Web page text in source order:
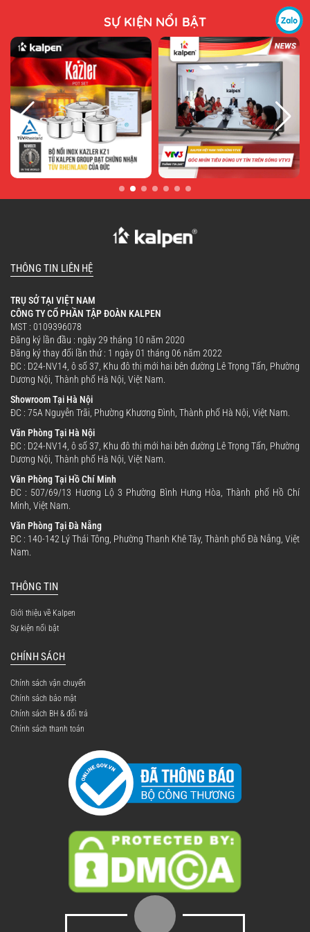
Cấu tạo 3 lớp giữ nhiệt – Hiệu quả vượt
trội:
Sản phẩm có cấu tạo 3 lớp gồm: lớp trong
bằng Inox 304 tiếp xúc trực tiếp với thực
phẩm, lớp giữa là khoang chân không cách
nhiệt giúp giữ nhiệt lâu, và lớp ngoài bằng
nhựa PP cao cấp, an toàn và tăng tính thẩm
mỹ.
Giữ nhiệt lâu – Dùng nóng hay lạnh đều
tiện:
Hộp cơm có khả năng giữ nóng lên đến 12 giờ
thưởng thức bữa ăn nóng hổi hoặc mát lạnh
mọi lúc, mọi nơi.
SỰ KIỆN NỔI BẬT
THÔNG TIN LIÊN HỆ
TRỤ SỞ TẠI VIỆT NAM
CÔNG TY CỔ PHẦN TẬP ĐOÀN KALPEN
MST : 0109396078
Đăng ký lần đầu : ngày 29 tháng 10 năm 2020
Đăng ký thay đổi lần thứ : 1 ngày 01 tháng 06 năm 2022
ĐC : D24-NV14, ô số 37, Khu đô thị mới hai bên đường Lê Trọng Tấn, Phường
Dương Nội, Thành phố Hà Nội, Việt Nam.
Showroom Tại Hà Nội
ĐC : 75A Nguyễn Trãi, Phường Khương Đình, Thành phố Hà Nội, Việt Nam.
Văn Phòng Tại Hà Nội
ĐC : D24-NV14, ô số 37, Khu đô thị mới hai bên đường Lê Trọng Tấn, Phường
Dương Nội, Thành phố Hà Nội, Việt Nam.
Văn Phòng Tại Hồ Chí Minh
ĐC : 507/69/13 Hương Lộ 3 Phường Bình Hưng Hòa, Thành phố Hồ Chí
Minh, Việt Nam.
Văn Phòng Tại Đà Nẵng
ĐC : 140-142 Lý Thái Tông, Phường Thanh Khê Tây, Thành phố Đà Nẵng, Việt
Nam.
THÔNG TIN
Giới thiệu về Kalpen
Sự kiện nổi bật
CHÍNH SÁCH
Chính sách vận chuyển
Chính sách bảo mật
Chính sách BH & đổi trả
Chính sách thanh toán